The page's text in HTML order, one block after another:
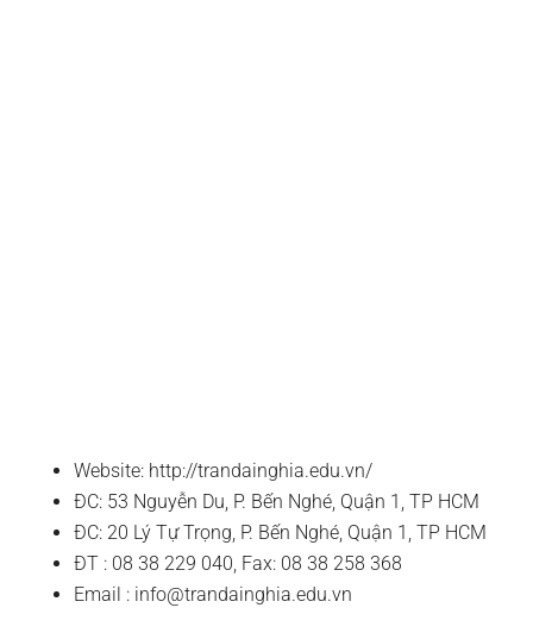
Website: http://trandainghia.edu.vn/
ĐC: 53 Nguyễn Du, P. Bến Nghé, Quận 1, TP HCM
ĐC: 20 Lý Tự Trọng, P. Bến Nghé, Quận 1, TP HCM
ĐT : 08 38 229 040, Fax: 08 38 258 368
Email : info@trandainghia.edu.vn